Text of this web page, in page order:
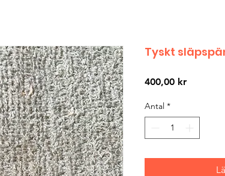
Tyskt
400,00 krPris
Antal *